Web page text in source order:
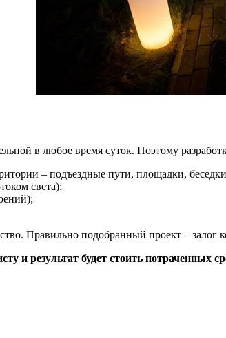
в любое время суток. Поэтому
– подъездные пути, площадки,
света);
Правильно подобранный проект – залог
и результат будет стоить потраченных